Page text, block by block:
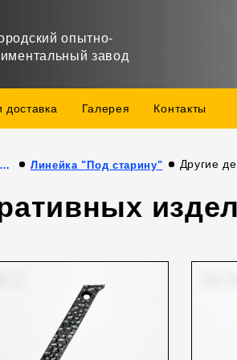
опытно-
завод
Галерея Контакты
производства Линейка "Под старину" Другие